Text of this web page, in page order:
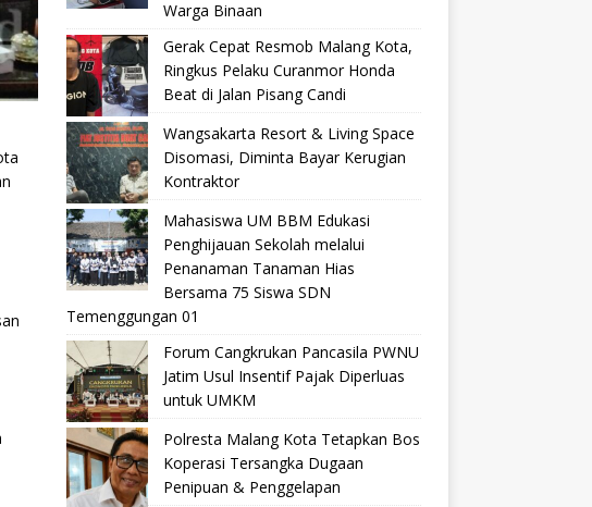
Warga Binaan
Gerak Cepat Resmob Malang Kota,
Ringkus Pelaku Curanmor Honda
Beat di Jalan Pisang Candi
Wangsakarta Resort & Living Space
Disomasi, Diminta Bayar Kerugian
Kontraktor
Mahasiswa UM BBM Edukasi
Penghijauan Sekolah melalui
Penanaman Tanaman Hias
Bersama 75 Siswa SDN
Temenggungan 01
Forum Cangkrukan Pancasila PWNU
Jatim Usul Insentif Pajak Diperluas
untuk UMKM
Polresta Malang Kota Tetapkan Bos
Koperasi Tersangka Dugaan
Penipuan & Penggelapan